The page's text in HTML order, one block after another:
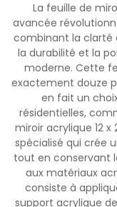
La feuille de
avancée
combinant la clarté
la durabilité et la
moderne. Cette
exactement douze
en fait un
résidentielles,
miroir acrylique 12
spécialisé qui crée
tout en conservant
aux matériaux
consiste à
support acrylique